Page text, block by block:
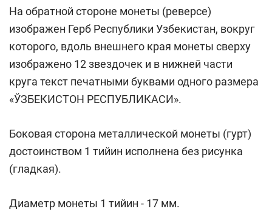
На обратной стороне монеты (реверсе)
изображен Герб Республики Узбекистан, вокруг
которого, вдоль внешнего края монеты сверху
изображено 12 звездочек и в нижней части
круга текст печатными буквами одного размера
«ЎЗБЕКИСТОН РЕСПУБЛИКАСИ».
Боковая сторона металлической монеты (гурт)
достоинством 1 тийин исполнена без рисунка
(гладкая).
Диаметр монеты 1 тийин - 17 мм.